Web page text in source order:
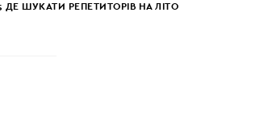
ДЕ ШУКАТИ РЕПЕТИТОРІВ НА ЛІТО